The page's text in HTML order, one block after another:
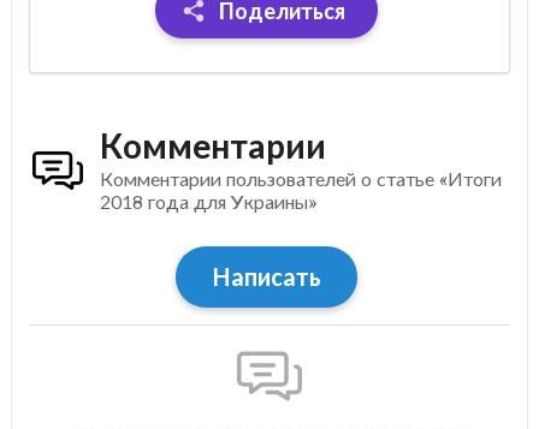
Поделиться
Комментарии
Комментарии пользователей о статье «Итоги
2018 года для Украины»
Написать